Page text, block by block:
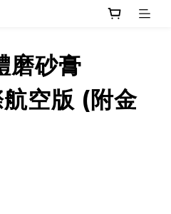
磨砂膏
空版 (附金